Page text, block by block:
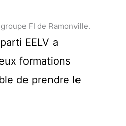
FI de Ramonville.
EELV a
formations
de prendre le